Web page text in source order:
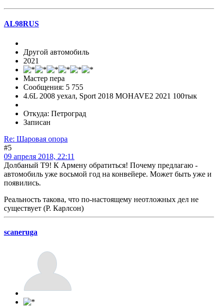
AL98RUS
Другой автомобиль
2021
Мастер пера
Сообщения: 5 755
4.6L 2008 уехал, Sport 2018 MOHAVE2 2021 100тык
Откуда: Петроград
Записан
Re: Шаровая опора
#5
09 апреля 2018, 22:11
Долбаный Т9! К Армену обратиться! Почему предлагаю -
автомобиль уже восьмой год на конвейере. Может быть уже и
появились.
Реальность такова, что по-настоящему неотложных дел не
существует (Р. Карлсон)
scaneruga